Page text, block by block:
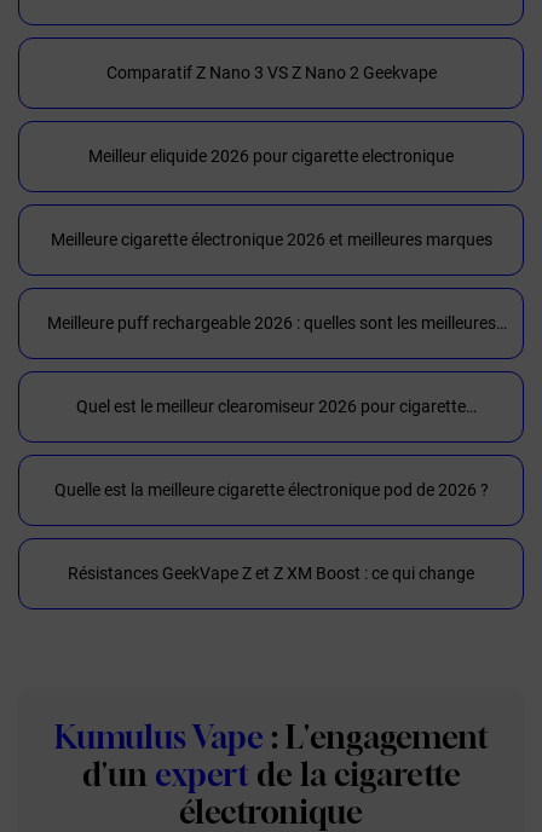
Comparatif Z Nano 3 VS Z Nano 2 Geekvape
Meilleur eliquide 2026 pour cigarette electronique
Meilleure cigarette électronique 2026 et meilleures marques
Meilleure puff rechargeable 2026 : quelles sont les meilleures
puffs du moment ?
Quel est le meilleur clearomiseur 2026 pour cigarette
électronique et meilleures marques
Quelle est la meilleure cigarette électronique pod de 2026 ?
Résistances GeekVape Z et Z XM Boost : ce qui change
Kumulus Vape : L'engagement
d'un expert de la cigarette
électronique